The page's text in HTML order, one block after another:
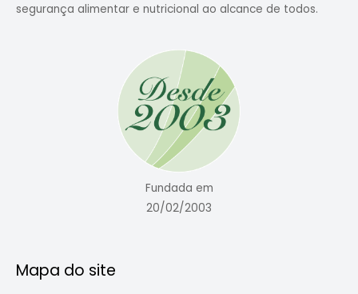
segurança alimentar e nutricional ao alcance de todos.
Fundada em
20/02/2003
Mapa do site